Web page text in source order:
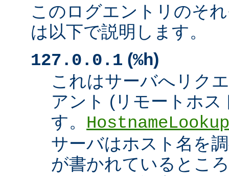
このログエントリのそ
は以下で説明します。
127.0.0.1 (%h)
これはサーバへリク
アント (リモートホ
す。
サーバはホスト名を
が書かれているとこ